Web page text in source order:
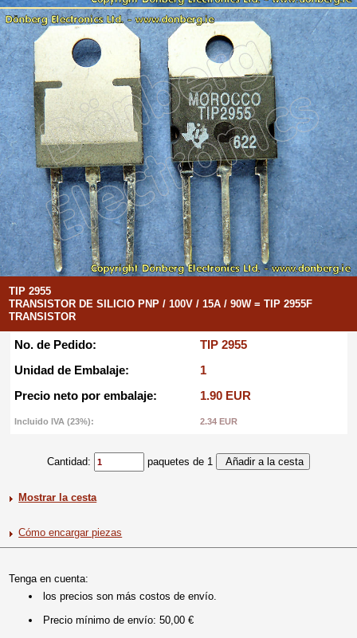
TIP 2955
TRANSISTOR DE SILICIO PNP / 100V / 15A / 90W = TIP 2955F
TRANSISTOR
No. de Pedido:
TIP 2955
Unidad de Embalaje:
1
Precio neto por embalaje:
1.90 EUR
Incluido IVA (23%): 2.34 EUR
Cantidad: paquetes de 1
Mostrar la cesta
Cómo encargar piezas
Tenga en cuenta:
los precios son más costos de envío.
Precio mínimo de envío: 50,00 €